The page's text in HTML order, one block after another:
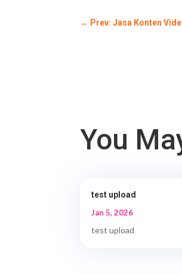
← Prev: Jasa Konten
You
test upload
Jan 5, 2026
test upload